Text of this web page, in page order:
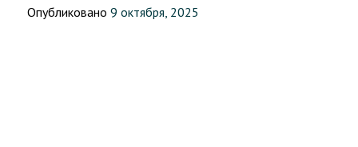
Опубликовано9 октября, 2025